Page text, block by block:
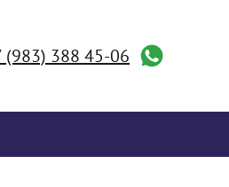
(983) 388 45-06